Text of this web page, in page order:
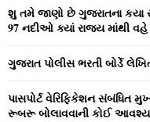
શુ તમે જાણો છે ગુજરાતના
97 નદીઓ ક્યાં રાજ્ય માંથી
ગુજરાત પોલીસ ભરતી બોર્ડે
પાસપોર્ટ વેરિફિકેશન સંબંધિત
રૂબરૂ બોલાવવાની કોઈ